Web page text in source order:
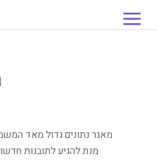
מאגר נתונים גדול מאד
מנת להגיע לתובנות